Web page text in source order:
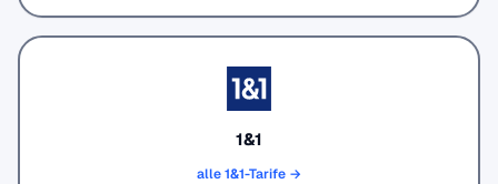
1&1
alle 1&1-Tarife →